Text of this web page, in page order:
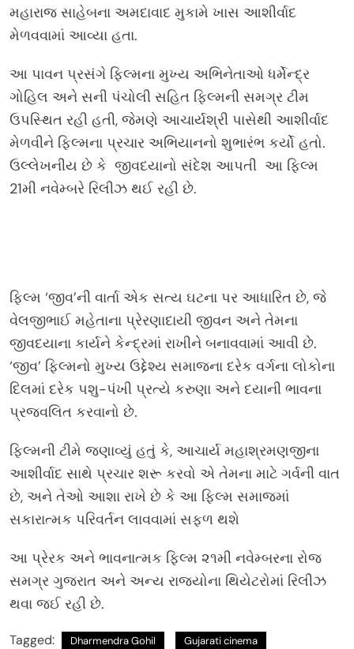
મહારાજ સાહેબના અમદાવાદ મુકામે ખાસ આશીર્વાદ
મેળવવામાં આવ્યા હતા.
આ પાવન પ્રસંગે ફિલ્મના મુખ્ય અભિનેતાઓ ધર્મેન્દ્ર
ગોહિલ અને સની પંચોલી સહિત ફિલ્મની સમગ્ર ટીમ
ઉપસ્થિત રહી હતી, જેમણે આચાર્યશ્રી પાસેથી આશીર્વાદ
મેળવીને ફિલ્મના પ્રચાર અભિયાનનો શુભારંભ કર્યો હતો.
ઉલ્લેખનીય છે કે જીવદયાનો સંદેશ આપતી આ ફિલ્મ
21મી નવેમ્બરે રિલીઝ થઈ રહી છે.
ફિલ્મ ‘જીવ’ની વાર્તા એક સત્ય ઘટના પર આધારિત છે, જે
વેલજીભાઈ મહેતાના પ્રેરણાદાયી જીવન અને તેમના
જીવદયાના કાર્યને કેન્દ્રમાં રાખીને બનાવવામાં આવી છે.
‘જીવ’ ફિલ્મનો મુખ્ય ઉદ્દેશ્ય સમાજના દરેક વર્ગના લોકોના
દિલમાં દરેક પશુ-પંખી પ્રત્યે કરુણા અને દયાની ભાવના
પ્રજ્વલિત કરવાનો છે.
ફિલ્મની ટીમે જણાવ્યું હતું કે, આચાર્ય મહાશ્રમણજીના
આશીર્વાદ સાથે પ્રચાર શરૂ કરવો એ તેમના માટે ગર્વની વાત
છે, અને તેઓ આશા રાખે છે કે આ ફિલ્મ સમાજમાં
સકારાત્મક પરિવર્તન લાવવામાં સફળ થશે
આ પ્રેરક અને ભાવનાત્મક ફિલ્મ ૨૧મી નવેમ્બરના રોજ
સમગ્ર ગુજરાત અને અન્ય રાજ્યોના થિયેટરોમાં રિલીઝ
થવા જઈ રહી છે.
Tagged: Dharmendra Gohil Gujarati cinema